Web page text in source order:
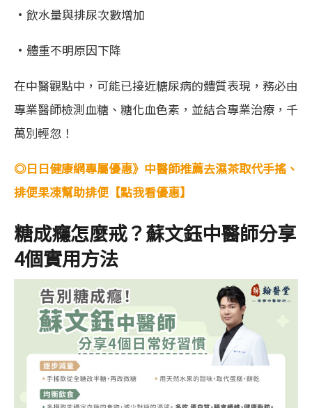
•飲水量與排尿次數增加
•體重不明原因下降
在中醫觀點中，可能已接近糖尿病的體質表現，務必由
專業醫師檢測血糖、糖化血色素，並結合專業治療，千
萬別輕忽！
◎日日健康網專屬優惠》中醫師推薦去濕茶取代手搖、
排便果凍幫助排便【點我看優惠】
糖成癮怎麼戒？蘇文鈺中醫師分享
4個實用方法